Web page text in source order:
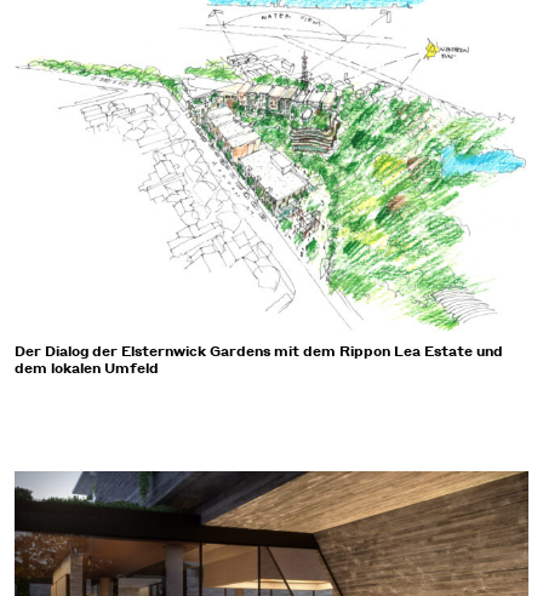
Der Dialog der Elsternwick Gardens mit dem Rippon Lea Estate und
dem lokalen Umfeld